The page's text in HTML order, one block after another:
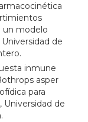
un modelo
de
inmune
asper
para
Universidad de